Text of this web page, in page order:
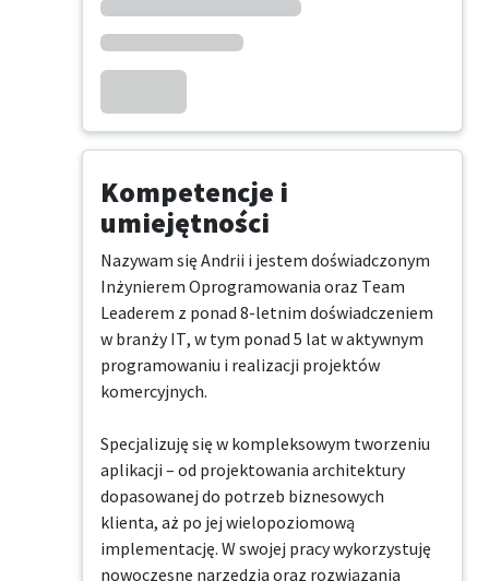
Kompetencje i
umiejętności
Nazywam się Andrii i jestem doświadczonym
Inżynierem Oprogramowania oraz Team
Leaderem z ponad 8-letnim doświadczeniem
w branży IT, w tym ponad 5 lat w aktywnym
programowaniu i realizacji projektów
komercyjnych.
Specjalizuję się w kompleksowym tworzeniu
aplikacji – od projektowania architektury
dopasowanej do potrzeb biznesowych
klienta, aż po jej wielopoziomową
implementację. W swojej pracy wykorzystuję
nowoczesne narzędzia oraz rozwiązania